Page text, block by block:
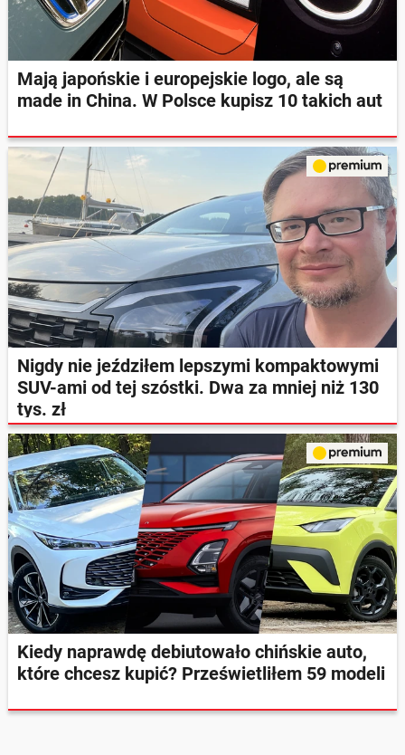
Mają japońskie i europejskie logo, ale są
made in China. W Polsce kupisz 10 takich aut
Nigdy nie jeździłem lepszymi kompaktowymi
SUV-ami od tej szóstki. Dwa za mniej niż 130
tys. zł
Kiedy naprawdę debiutowało chińskie auto,
które chcesz kupić? Prześwietliłem 59 modeli